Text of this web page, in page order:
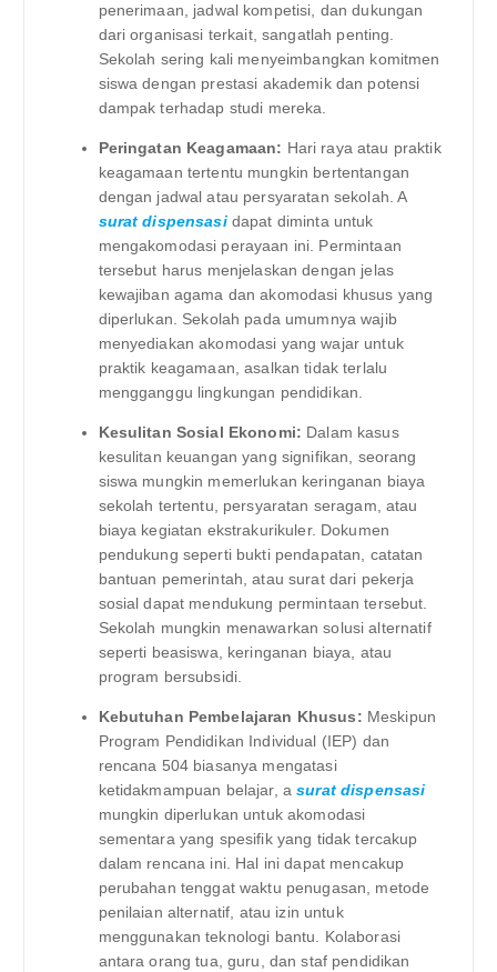
penerimaan, jadwal kompetisi, dan dukungan
dari organisasi terkait, sangatlah penting.
Sekolah sering kali menyeimbangkan komitmen
siswa dengan prestasi akademik dan potensi
dampak terhadap studi mereka.
Peringatan Keagamaan: Hari raya atau praktik
keagamaan tertentu mungkin bertentangan
dengan jadwal atau persyaratan sekolah. A
surat dispensasidapat diminta untuk
mengakomodasi perayaan ini. Permintaan
tersebut harus menjelaskan dengan jelas
kewajiban agama dan akomodasi khusus yang
diperlukan. Sekolah pada umumnya wajib
menyediakan akomodasi yang wajar untuk
praktik keagamaan, asalkan tidak terlalu
mengganggu lingkungan pendidikan.
Kesulitan Sosial Ekonomi: Dalam kasus
kesulitan keuangan yang signifikan, seorang
siswa mungkin memerlukan keringanan biaya
sekolah tertentu, persyaratan seragam, atau
biaya kegiatan ekstrakurikuler. Dokumen
pendukung seperti bukti pendapatan, catatan
bantuan pemerintah, atau surat dari pekerja
sosial dapat mendukung permintaan tersebut.
Sekolah mungkin menawarkan solusi alternatif
seperti beasiswa, keringanan biaya, atau
program bersubsidi.
Kebutuhan Pembelajaran Khusus: Meskipun
Program Pendidikan Individual (IEP) dan
rencana 504 biasanya mengatasi
ketidakmampuan belajar, asurat dispensasi
mungkin diperlukan untuk akomodasi
sementara yang spesifik yang tidak tercakup
dalam rencana ini. Hal ini dapat mencakup
perubahan tenggat waktu penugasan, metode
penilaian alternatif, atau izin untuk
menggunakan teknologi bantu. Kolaborasi
antara orang tua, guru, dan staf pendidikan